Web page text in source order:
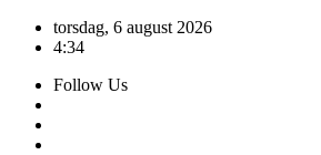
Skip
torsdag, 6 august 2026
4:34
Follow Us